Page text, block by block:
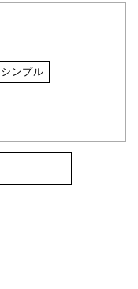
シンプル